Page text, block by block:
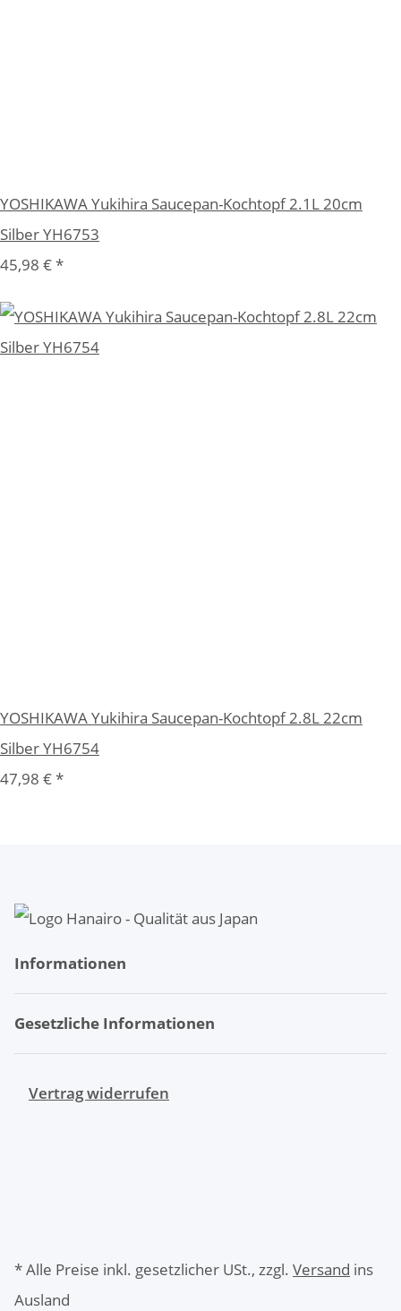
YOSHIKAWA Yukihira Saucepan-Kochtopf 2.1L 20cm
Silber YH6753
45,98 €*
YOSHIKAWA Yukihira Saucepan-Kochtopf 2.8L 22cm
Silber YH6754
47,98 €*
Informationen
Gesetzliche Informationen
Vertrag widerrufen
* Alle Preise inkl. gesetzlicher USt., zzgl. Versand ins
Ausland